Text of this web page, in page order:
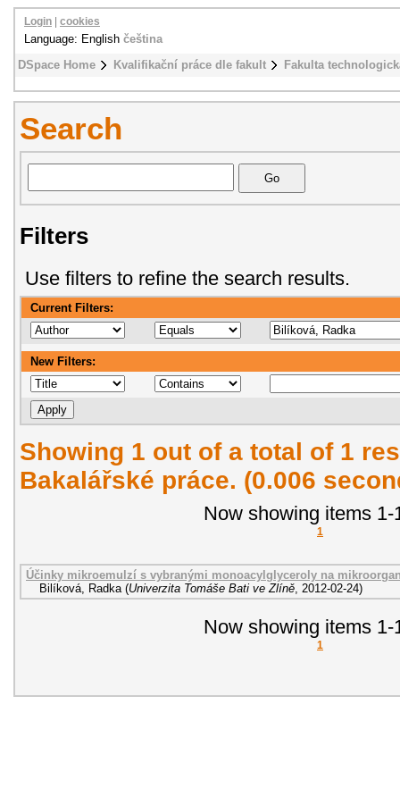
DSpace Home Kvalifikační práce dle fakult Fakulta
Login cookies
Language: English čeština
Search
Filters
Use filters to refine the search results.
Current Filters:
New Filters:
Showing 1 out of a total of 1
Bakalářské práce. (0.006
Now showing items 1-
1
Účinky mikroemulzí s vybranými monoacylglyceroly na
Bilíková, Radka (Univerzita Tomáše Bati ve Zlíně, 2012-02-24)
Now showing items 1-
1